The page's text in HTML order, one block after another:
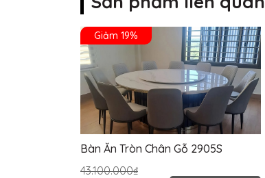
Giảm 19%
Bàn Ăn Tròn Chân Gỗ 2905S
43.100.000₫